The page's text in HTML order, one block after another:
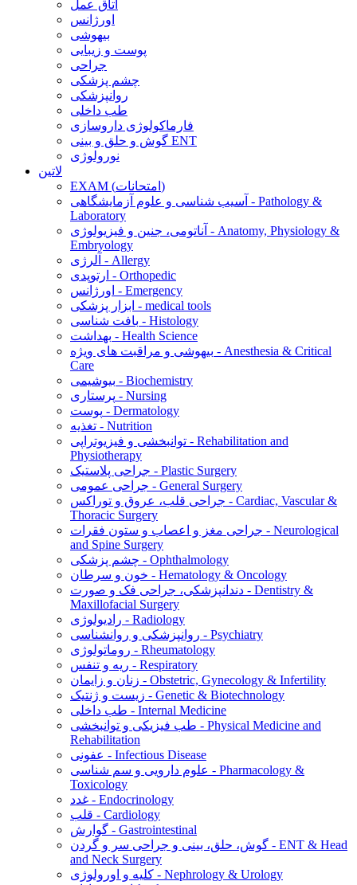
اتاق عمل
اورژانس
بیهوشی
پوست و زیبایی
جراحی
چشم پزشکی
روانپزشکی
طب داخلی
فارماکولوژی داروسازی
گوش و حلق و بینی ENT
نورولوژی
لاتین
EXAM (امتحانات)
آسیب شناسی و علوم آزمایشگاهی - Pathology &
Laboratory
آناتومی، جنین و فیزیولوژی - Anatomy, Physiology &
Embryology
آلرژی - Allergy
ارتوپدی - Orthopedic
اورژانس - Emergency
ابزار پزشکی - medical tools
بافت شناسی - Histology
بهداشت - Health Science
بیهوشی و مراقبت های ویژه - Anesthesia & Critical
Care
بیوشیمی - Biochemistry
پرستاری - Nursing
پوست - Dermatology
تغذیه - Nutrition
توانبخشی و فیزیوتراپی - Rehabilitation and
Physiotherapy
جراحی پلاستیک - Plastic Surgery
جراحی عمومی - General Surgery
جراحی قلب، عروق و توراکس - Cardiac, Vascular &
Thoracic Surgery
جراحی مغز و اعصاب و ستون فقرات - Neurological
and Spine Surgery
چشم پزشکی - Ophthalmology
خون و سرطان - Hematology & Oncology
دندانپزشکی، جراحی فک و صورت - Dentistry &
Maxillofacial Surgery
رادیولوژی - Radiology
روانپزشکی و روانشناسی - Psychiatry
روماتولوژی - Rheumatology
ریه و تنفس - Respiratory
زنان و زایمان - Obstetric, Gynecology & Infertility
زیست و ژنتیک - Genetic & Biotechnology
طب داخلی - Internal Medicine
طب فیزیکی و توانبخشی - Physical Medicine and
Rehabilitation
عفونی - Infectious Disease
علوم دارویی و سم شناسی - Pharmacology &
Toxicology
غدد - Endocrinology
قلب - Cardiology
گوارش - Gastrointestinal
گوش، حلق، بینی و جراحی سر و گردن - ENT & Head
and Neck Surgery
کلیه و اورولوژی - Nephrology & Urology